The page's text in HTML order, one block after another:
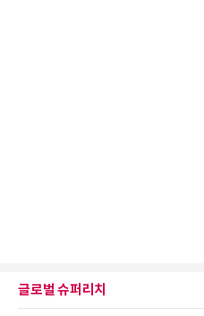
글로벌 슈퍼리치